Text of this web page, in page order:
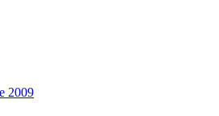
2009